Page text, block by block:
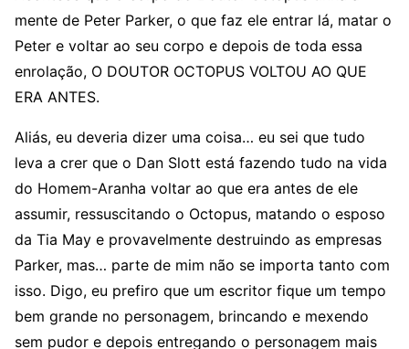
mente de Peter Parker, o que faz ele entrar lá, matar o
Peter e voltar ao seu corpo e depois de toda essa
enrolação, O DOUTOR OCTOPUS VOLTOU AO QUE
ERA ANTES.
Aliás, eu deveria dizer uma coisa… eu sei que tudo
leva a crer que o Dan Slott está fazendo tudo na vida
do Homem-Aranha voltar ao que era antes de ele
assumir, ressuscitando o Octopus, matando o esposo
da Tia May e provavelmente destruindo as empresas
Parker, mas… parte de mim não se importa tanto com
isso. Digo, eu prefiro que um escritor fique um tempo
bem grande no personagem, brincando e mexendo
sem pudor e depois entregando o personagem mais